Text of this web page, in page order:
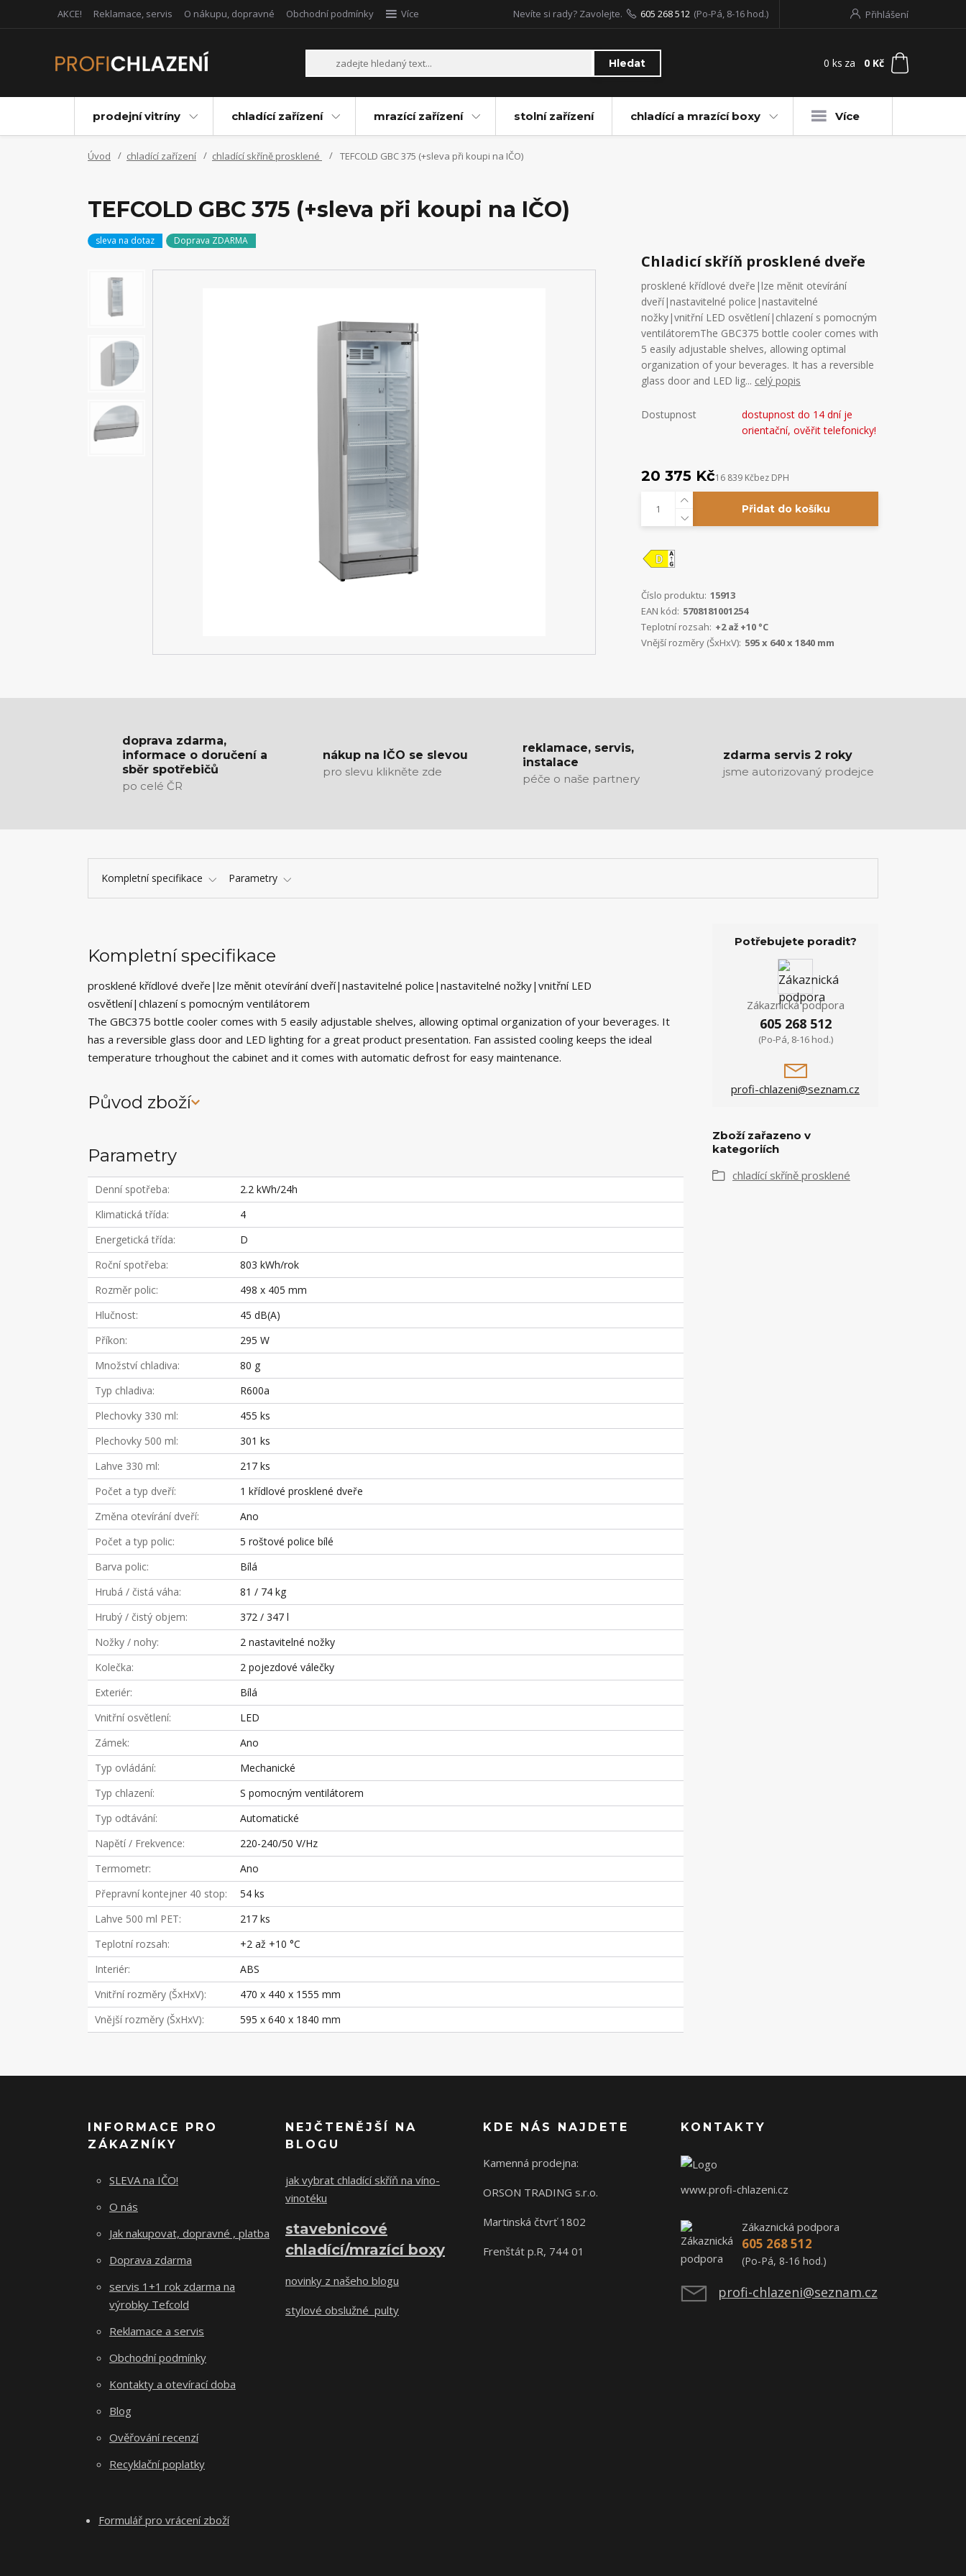
AKCE! Reklamace, servis O nákupu, dopravné Obchodní podmínky Více Přihlášení
Hledat
Nevíte si rady? Zavolejte. 605 268 512 (Po-Pá, 8-16 hod.)
0 ks za 0 Kč
prodejní vitríny chladící zařízení mrazící zařízení stolní zařízení chladící a mrazící boxy Více
Úvod chladící zařízení chladící skříně prosklené TEFCOLD GBC 375 (+sleva při koupi na IČO)
TEFCOLD GBC 375 (+sleva při koupi na IČO)
sleva na dotaz Doprava ZDARMA
Chladicí skříň prosklené dveře
prosklené křídlové dveře|lze měnit otevírání
dveří|nastavitelné police|nastavitelné
nožky|vnitřní LED osvětlení|chlazení s pomocným
ventilátoremThe GBC375 bottle cooler comes with
5 easily adjustable shelves, allowing optimal
organization of your beverages. It has a reversible
glass door and LED lig... celý popis
Dostupnost
dostupnost do 14 dní je
orientační, ověřit telefonicky!
20 375 Kč16 839 Kčbez DPH
Přidat do košíku
Číslo produktu: 15913
EAN kód: 5708181001254
Teplotní rozsah: +2 až +10 °C
Vnější rozměry (ŠxHxV): 595 x 640 x 1840 mm
doprava zdarma,
informace o doručení a
sběr spotřebičů
po celé ČR
nákup na IČO se slevou
pro slevu klikněte zde
reklamace, servis,
instalace
péče o naše partnery
zdarma servis 2 roky
jsme autorizovaný prodejce
Kompletní specifikace Parametry
Kompletní specifikace
prosklené křídlové dveře|lze měnit otevírání dveří|nastavitelné police|nastavitelné nožky|vnitřní LED
osvětlení|chlazení s pomocným ventilátorem
The GBC375 bottle cooler comes with 5 easily adjustable shelves, allowing optimal organization of your beverages. It
has a reversible glass door and LED lighting for a great product presentation. Fan assisted cooling keeps the ideal
temperature trhoughout the cabinet and it comes with automatic defrost for easy maintenance.
Původ zboží
Parametry
Denní spotřeba
2.2 kWh/24h
Klimatická třída
4
Energetická třída
D
Roční spotřeba
803 kWh/rok
Rozměr polic
498 x 405 mm
Hlučnost
45 dB(A)
Příkon
295 W
Množství chladiva
80 g
Typ chladiva
R600a
Plechovky 330 ml
455 ks
Plechovky 500 ml
301 ks
Lahve 330 ml
217 ks
Počet a typ dveří
1 křídlové prosklené dveře
Změna otevírání dveří
Ano
Počet a typ polic
5 roštové police bílé
Barva polic
Bílá
Hrubá / čistá váha
81 / 74 kg
Hrubý / čistý objem
372 / 347 l
Nožky / nohy
2 nastavitelné nožky
Kolečka
2 pojezdové válečky
Exteriér
Bílá
Vnitřní osvětlení
LED
Zámek
Ano
Typ ovládání
Mechanické
Typ chlazení
S pomocným ventilátorem
Typ odtávání
Automatické
Napětí / Frekvence
220-240/50 V/Hz
Termometr
Ano
Přepravní kontejner 40 stop
54 ks
Lahve 500 ml PET
217 ks
Teplotní rozsah
+2 až +10 °C
Interiér
ABS
Vnitřní rozměry (ŠxHxV)
470 x 440 x 1555 mm
Vnější rozměry (ŠxHxV)
595 x 640 x 1840 mm
Potřebujete poradit?
Zákaznická podpora
605 268 512
(Po-Pá, 8-16 hod.)
profi-chlazeni@seznam.cz
Zboží zařazeno v
kategoriích
chladící skříně prosklené
INFORMACE PRO
ZÁKAZNÍKY
SLEVA na IČO!
O nás
Jak nakupovat, dopravné , platba
Doprava zdarma
servis 1+1 rok zdarma na
výrobky Tefcold
Reklamace a servis
Obchodní podmínky
Kontakty a otevírací doba
Blog
Ověřování recenzí
Recyklační poplatky
Formulář pro vrácení zboží
NEJČTENĚJŠÍ NA
BLOGU
jak vybrat chladící skříň na víno-
vinotéku
stavebnicové
chladící/mrazící boxy
novinky z našeho blogu
stylové obslužné pulty
KDE NÁS NAJDETE
Kamenná prodejna:
ORSON TRADING s.r.o.
Martinská čtvrť 1802
Frenštát p.R, 744 01
KONTAKTY
www.profi-chlazeni.cz
Zákaznická podpora
605 268 512
(Po-Pá, 8-16 hod.)
profi-chlazeni@seznam.cz